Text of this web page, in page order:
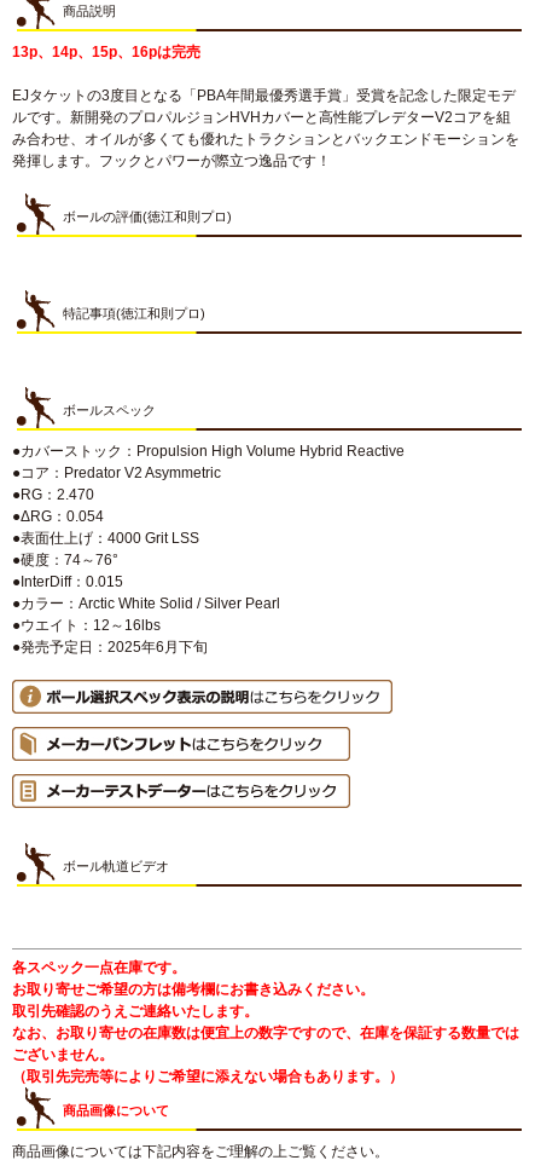
商品説明
13p、14p、15p、16pは完売
EJタケットの3度目となる「PBA年間最優秀選手賞」受賞を記念した限定モデ
ルです。新開発のプロパルジョンHVHカバーと高性能プレデターV2コアを組
み合わせ、オイルが多くても優れたトラクションとバックエンドモーションを
発揮します。フックとパワーが際立つ逸品です！
ボールの評価(徳江和則プロ)
特記事項(徳江和則プロ)
ボールスペック
●カバーストック：Propulsion High Volume Hybrid Reactive
●コア：Predator V2 Asymmetric
●RG：2.470
●ΔRG：0.054
●表面仕上げ：4000 Grit LSS
●硬度：74～76°
●InterDiff：0.015
●カラー：Arctic White Solid / Silver Pearl
●ウエイト：12～16lbs
●発売予定日：2025年6月下旬
ボール軌道ビデオ
各スペック一点在庫です。
お取り寄せご希望の方は備考欄にお書き込みください。
取引先確認のうえご連絡いたします。
なお、お取り寄せの在庫数は便宜上の数字ですので、在庫を保証する数量では
ございません。
（取引先完売等によりご希望に添えない場合もあります。）
商品画像について
商品画像については下記内容をご理解の上ご覧ください。